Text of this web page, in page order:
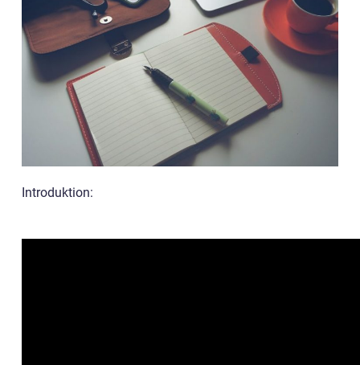
Introduktion: